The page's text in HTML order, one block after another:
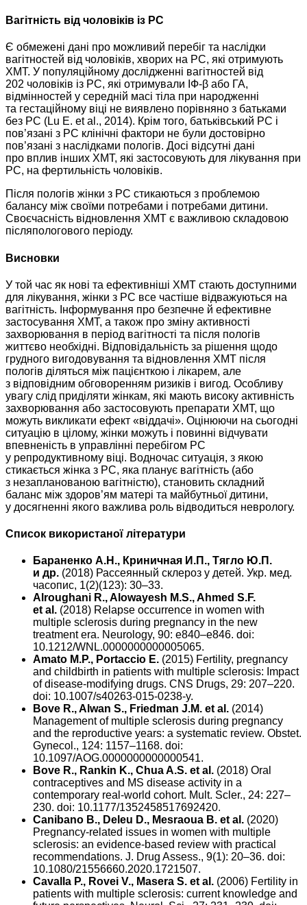
Вагітність від чоловіків із РС
Є обмежені дані про можливий перебіг та наслідки
вагітностей від чоловіків, хворих на РС, які отримують
ХМТ. У популяційному дослідженні вагітностей від
202 чоловіків із РС, які отримували ІФ-β або ГА,
відмінностей у середній масі тіла при народженні
та гестаційному віці не виявлено порівняно з батьками
без РС (Lu E. et al., 2014). Крім того, батьківський РС і
пов’язані з РС клінічні фактори не були достовірно
пов’язані з наслідками пологів. Досі відсутні дані
про вплив інших ХМТ, які застосовують для лікування при
РС, на фертильність чоловіків.
Після пологів жінки з РС стикаються з проблемою
балансу між своїми потребами і потребами дитини.
Своєчасність відновлення ХМТ є важливою складовою
післяпологового періоду.
Висновки
У той час як нові та ефективніші ХMT стають доступними
для лікування, жінки з РС все частіше відважуються на
вагітність. Інформування про безпечне й ефективне
застосування ХМТ, а також про зміну активності
захворювання в період вагітності та після пологів
життєво необхідні. Відповідальність за рішення щодо
грудного вигодовування та відновлення ХMT після
пологів діляться між пацієнткою і лікарем, але
з відповідним обговоренням ризиків і вигод. Особливу
увагу слід приділяти жінкам, які мають високу активність
захворювання або застосовують препарати ХМТ, що
можуть викликати ефект «віддачі». Оцінюючи на сьогодні
ситуацію в цілому, жінки можуть і повинні відчувати
впевненість в управлінні перебігом РС
у репродуктивному віці. Водночас ситуація, з якою
стикається жінка з РС, яка планує вагітність (або
з незапланованою вагітністю), становить складний
баланс між здоров’ям матері та майбутньої дитини,
у досягненні якого важлива роль відводиться неврологу.
Список використаної літератури
Бараненко А.Н., Криничная И.П., Тягло Ю.П.
и др. (2018) Рассеянный склероз у детей. Укр. мед.
часопис, 1(2)(123): 30–33.
Alroughani R., Alowayesh M.S., Ahmed S.F.
et al. (2018) Relapse occurrence in women with
multiple sclerosis during pregnancy in the new
treatment era. Neurology, 90: e840–e846. doi:
10.1212/WNL.0000000000005065.
Amato M.P., Portaccio E. (2015) Fertility, pregnancy
and childbirth in patients with multiple sclerosis: Impact
of disease-modifying drugs. CNS Drugs, 29: 207–220.
doi: 10.1007/s40263-015-0238-y.
Bove R., Alwan S., Friedman J.M. et al. (2014)
Management of multiple sclerosis during pregnancy
and the reproductive years: a systematic review. Obstet.
Gynecol., 124: 1157–1168. doi:
10.1097/AOG.0000000000000541.
Bove R., Rankin K., Chua A.S. et al. (2018) Oral
contraceptives and MS disease activity in a
contemporary real-world cohort. Mult. Scler., 24: 227–
230. doi: 10.1177/1352458517692420.
Canibano B., Deleu D., Mesraoua B. et al. (2020)
Pregnancy-related issues in women with multiple
sclerosis: an evidence-based review with practical
recommendations. J. Drug Assess., 9(1): 20–36. doi:
10.1080/21556660.2020.1721507.
Cavalla P., Rovei V., Masera S. et al. (2006) Fertility in
patients with multiple sclerosis: сurrent knowledge and